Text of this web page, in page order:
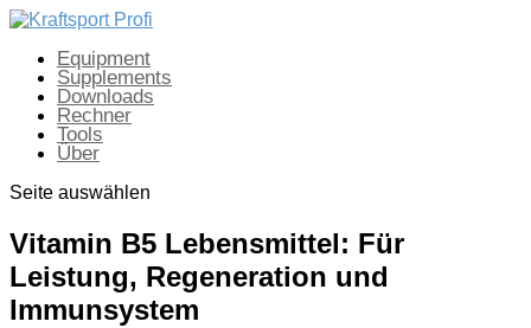
Equipment
Supplements
Downloads
Rechner
Tools
Über
Seite auswählen
Vitamin B5 Lebensmittel: Für
Leistung, Regeneration und
Immunsystem